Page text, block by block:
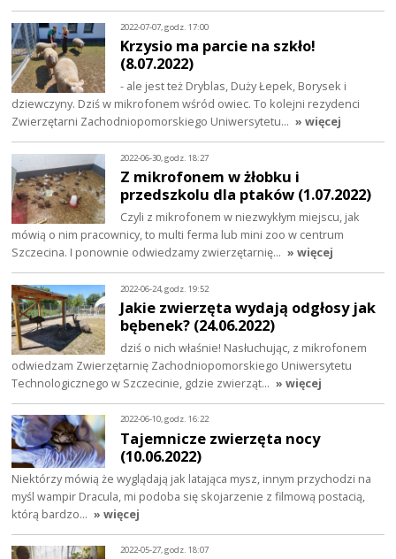
2022-07-07, godz. 17:00
Krzysio ma parcie na szkło!
(8.07.2022)
- ale jest też Dryblas, Duży Łepek, Borysek i
dziewczyny. Dziś w mikrofonem wśród owiec. To kolejni rezydenci
Zwierzętarni Zachodniopomorskiego Uniwersytetu… » więcej
2022-06-30, godz. 18:27
Z mikrofonem w żłobku i
przedszkolu dla ptaków (1.07.2022)
Czyli z mikrofonem w niezwykłym miejscu, jak
mówią o nim pracownicy, to multi ferma lub mini zoo w centrum
Szczecina. I ponownie odwiedzamy zwierzętarnię… » więcej
2022-06-24, godz. 19:52
Jakie zwierzęta wydają odgłosy jak
bębenek? (24.06.2022)
dziś o nich właśnie! Nasłuchując, z mikrofonem
odwiedzam Zwierzętarnię Zachodniopomorskiego Uniwersytetu
Technologicznego w Szczecinie, gdzie zwierząt… » więcej
2022-06-10, godz. 16:22
Tajemnicze zwierzęta nocy
(10.06.2022)
Niektórzy mówią że wyglądają jak latająca mysz, innym przychodzi na
myśl wampir Dracula, mi podoba się skojarzenie z filmową postacią,
którą bardzo… » więcej
2022-05-27, godz. 18:07